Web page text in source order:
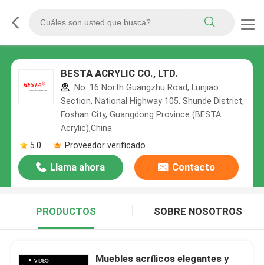
BESTA ACRYLIC CO., LTD.
No. 16 North Guangzhu Road, Lunjiao
Section, National Highway 105, Shunde District,
Foshan City, Guangdong Province (BESTA
Acrylic),China
5.0
Proveedor verificado
Llama ahora Contacto
PRODUCTOS SOBRE NOSOTROS
Muebles acrílicos elegantes y